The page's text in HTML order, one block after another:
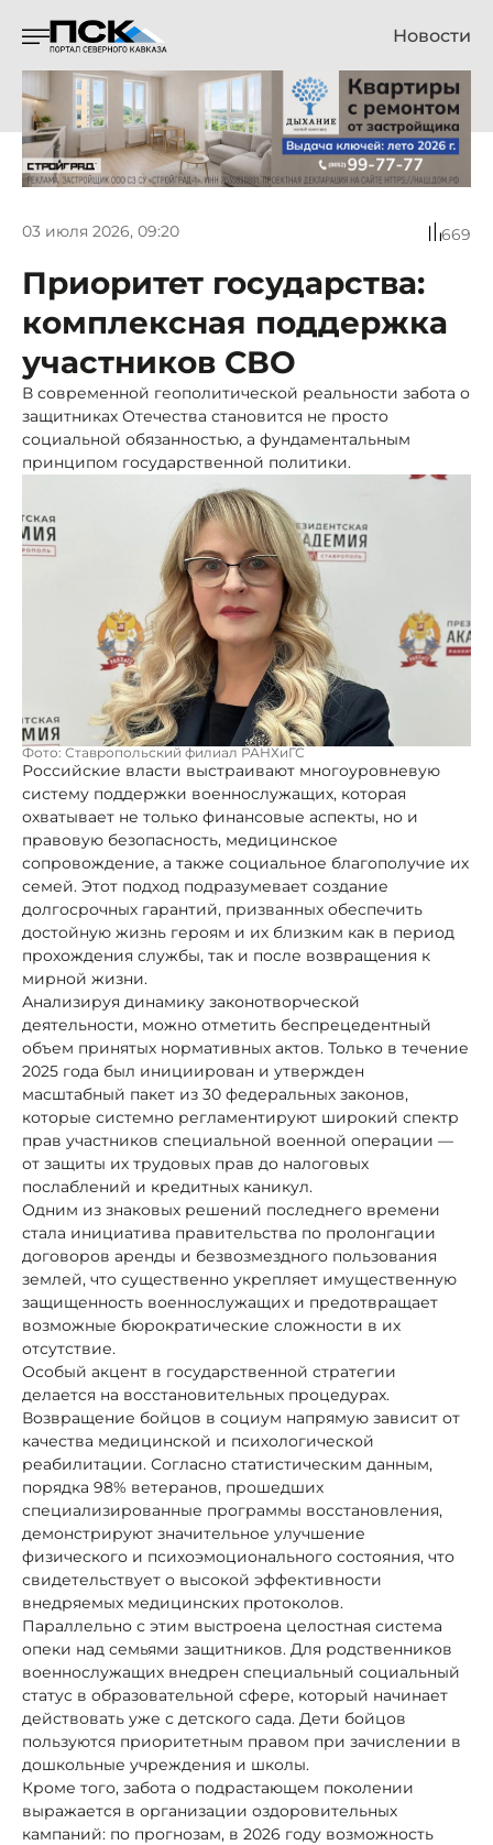
Новости
03 июля 2026, 09:20 669
Приоритет государства:
комплексная поддержка
участников СВО
В современной геополитической реальности забота о
защитниках Отечества становится не просто
социальной обязанностью, а фундаментальным
принципом государственной политики.
Фото: Ставропольский филиал РАНХиГС
Российские власти выстраивают многоуровневую
систему поддержки военнослужащих, которая
охватывает не только финансовые аспекты, но и
правовую безопасность, медицинское
сопровождение, а также социальное благополучие их
семей. Этот подход подразумевает создание
долгосрочных гарантий, призванных обеспечить
достойную жизнь героям и их близким как в период
прохождения службы, так и после возвращения к
мирной жизни.
Анализируя динамику законотворческой
деятельности, можно отметить беспрецедентный
объем принятых нормативных актов. Только в течение
2025 года был инициирован и утвержден
масштабный пакет из 30 федеральных законов,
которые системно регламентируют широкий спектр
прав участников специальной военной операции —
от защиты их трудовых прав до налоговых
послаблений и кредитных каникул.
Одним из знаковых решений последнего времени
стала инициатива правительства по пролонгации
договоров аренды и безвозмездного пользования
землей, что существенно укрепляет имущественную
защищенность военнослужащих и предотвращает
возможные бюрократические сложности в их
отсутствие.
Особый акцент в государственной стратегии
делается на восстановительных процедурах.
Возвращение бойцов в социум напрямую зависит от
качества медицинской и психологической
реабилитации. Согласно статистическим данным,
порядка 98% ветеранов, прошедших
специализированные программы восстановления,
демонстрируют значительное улучшение
физического и психоэмоционального состояния, что
свидетельствует о высокой эффективности
внедряемых медицинских протоколов.
Параллельно с этим выстроена целостная система
опеки над семьями защитников. Для родственников
военнослужащих внедрен специальный социальный
статус в образовательной сфере, который начинает
действовать уже с детского сада. Дети бойцов
пользуются приоритетным правом при зачислении в
дошкольные учреждения и школы.
Кроме того, забота о подрастающем поколении
выражается в организации оздоровительных
кампаний: по прогнозам, в 2026 году возможность